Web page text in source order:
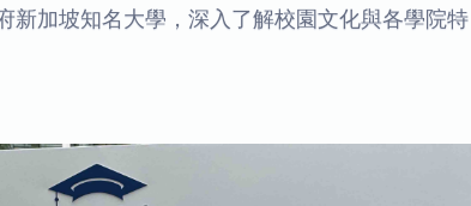
新加坡知名大學，深入了解校園文化與各學院特